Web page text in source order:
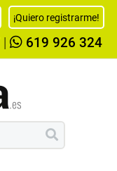
¡Quiero registrarme!
619 926 324